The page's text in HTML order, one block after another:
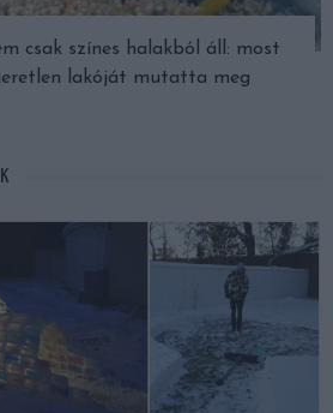
csak színes halakból áll: most
lakóját mutatta meg